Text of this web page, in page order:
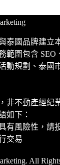
泰國品牌建立
範圍包含 SEO
動規劃、泰國
非不動產經紀
如下：
有風險性，請
交易
All Rights